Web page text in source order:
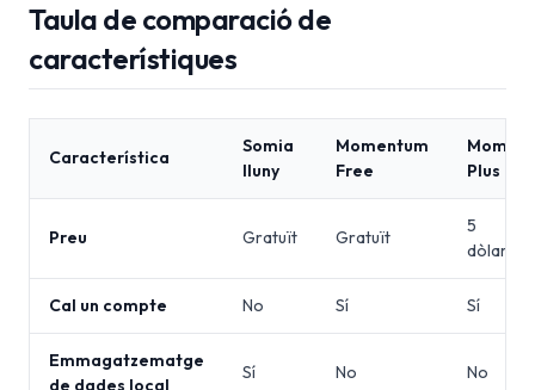
Taula de comparació de
característiques
Característica
Somia
lluny
Momentum
Free
Plus
Preu Gratuït Gratuït
5
dòlars/
Cal un compte No Sí Sí
Emmagatzematge
de dades local
Sí No No